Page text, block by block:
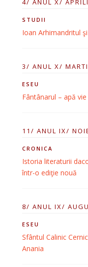
4/ ANUL X/
STUDII
Ioan Arhimandritul
3/ ANUL X/
ESEU
Fântânarul – apă vie
11/ ANUL IX/
CRONICA
Istoria literaturii
într-o ediţie nouă
8/ ANUL IX/
ESEU
Sfântul Calinic
Anania